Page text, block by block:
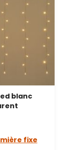
blanc
fixe